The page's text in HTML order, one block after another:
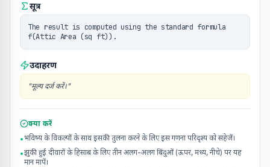
सूत्र
The result is computed using the standard formula
f(Attic Area (sq ft)).
उदाहरण
"मूल्य दर्ज करें।"
क्या करें
•भविष्य के विकल्पों के साथ इसकी तुलना करने के लिए इस गणना परिदृश्य को सहेजें।
•झुकी हुई दीवारों के हिसाब के लिए तीन अलग-अलग बिंदुओं (ऊपर, मध्य, नीचे) पर यह
मान मापें।